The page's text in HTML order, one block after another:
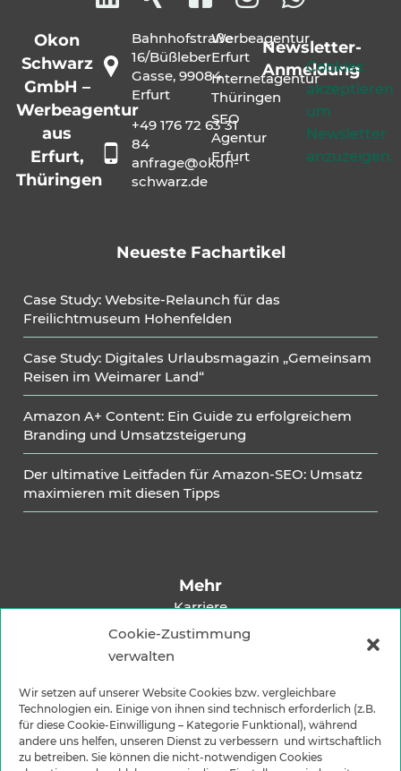
Cookie-Zustimmung
verwalten
Wir setzen auf unserer Website Cookies bzw. vergleichbare
Technologien ein. Einige von ihnen sind technisch erforderlich (z.B.
für diese Cookie-Einwilligung – Kategorie Funktional), während
andere uns helfen, unseren Dienst zu verbessern und wirtschaftlich
zu betreiben. Sie können die nicht-notwendigen Cookies
Okon
Schwarz
GmbH –
Werbeagentur
aus
Erfurt,
Thüringen
Bahnhofstraße
16/Büßleber
Gasse, 99084
Erfurt
+49 176 72 63 31
84
anfrage@okon-
schwarz.de
Werbeagentur
Erfurt
Internetagentur
Thüringen
SEO
Agentur
Erfurt
Newsletter-
Anmeldung
Cookies
akzeptieren
um
Newsletter
anzuzeigen.
Neueste Fachartikel
Case Study: Website-Relaunch für das
Freilichtmuseum Hohenfelden
Case Study: Digitales Urlaubsmagazin „Gemeinsam
Reisen im Weimarer Land“
Amazon A+ Content: Ein Guide zu erfolgreichem
Branding und Umsatzsteigerung
Der ultimative Leitfaden für Amazon-SEO: Umsatz
maximieren mit diesen Tipps
Mehr
Karriere
Impressum
Datenschutzerklärung
Zahlungsarten